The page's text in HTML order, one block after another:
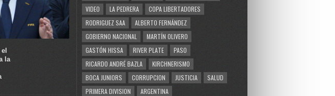
la
VIDEO
LA PEDRERA
COPA LIBERTADORES
RODRIGUEZ SAA
ALBERTO FERNÁNDEZ
GOBIERNO NACIONAL
MARTÍN OLIVERO
GASTÓN HISSA
RIVER PLATE
PASO
RICARDO ANDRÉ BAZLA
KIRCHNERISMO
BOCA JUNIORS
CORRUPCION JUSTICIA
SALUD
PRIMERA DIVISION
ARGENTINA